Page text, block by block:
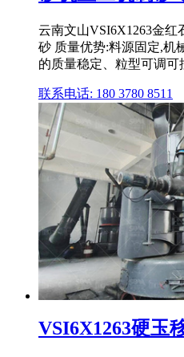
云南文山VSI6X1263金红
砂 质量优势:料源固定,机
的质量稳定、粒型可调可
联系电话: 180 3780 8511
VSI6X1263硬玉